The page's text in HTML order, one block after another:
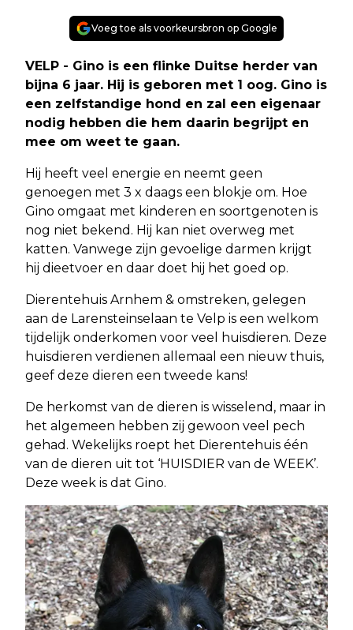
Voeg toe als voorkeursbron op Google
VELP - Gino is een flinke Duitse herder van
bijna 6 jaar. Hij is geboren met 1 oog. Gino is
een zelfstandige hond en zal een eigenaar
nodig hebben die hem daarin begrijpt en
mee om weet te gaan.
Hij heeft veel energie en neemt geen
genoegen met 3 x daags een blokje om. Hoe
Gino omgaat met kinderen en soortgenoten is
nog niet bekend. Hij kan niet overweg met
katten. Vanwege zijn gevoelige darmen krijgt
hij dieetvoer en daar doet hij het goed op.
Dierentehuis Arnhem & omstreken, gelegen
aan de Larensteinselaan te Velp is een welkom
tijdelijk onderkomen voor veel huisdieren. Deze
huisdieren verdienen allemaal een nieuw thuis,
geef deze dieren een tweede kans!
De herkomst van de dieren is wisselend, maar in
het algemeen hebben zij gewoon veel pech
gehad. Wekelijks roept het Dierentehuis één
van de dieren uit tot ‘HUISDIER van de WEEK’.
Deze week is dat Gino.